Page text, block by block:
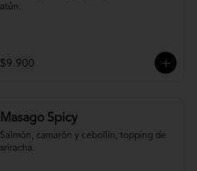
atún.
$9.900
Masago Spicy
Salmón, camarón y cebollín, topping de
sriracha.